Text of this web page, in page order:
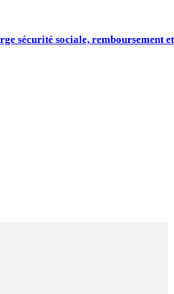
sécurité sociale, remboursement et